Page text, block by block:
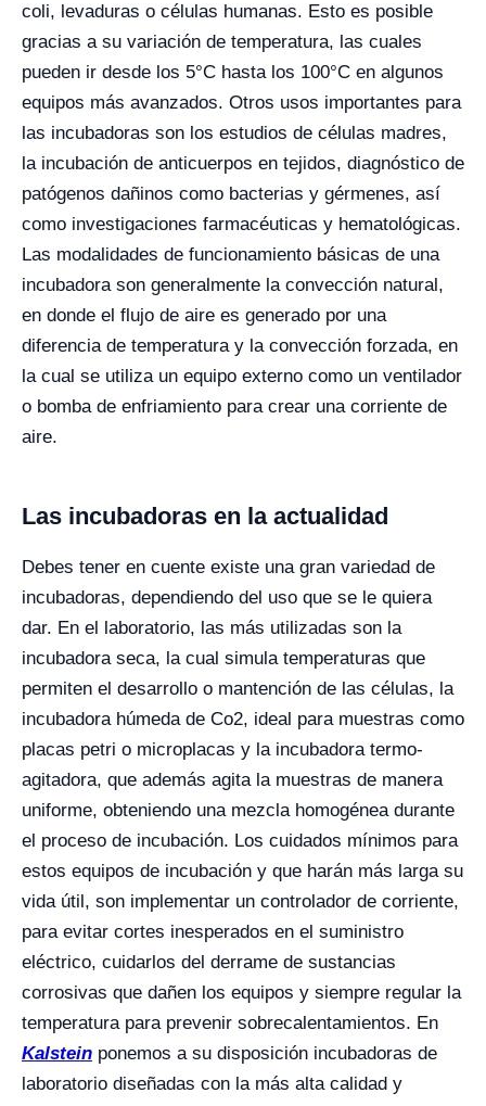
coli, levaduras o células humanas. Esto es posible
gracias a su variación de temperatura, las cuales
pueden ir desde los 5°C hasta los 100°C en algunos
equipos más avanzados. Otros usos importantes para
las incubadoras son los estudios de células madres,
la incubación de anticuerpos en tejidos, diagnóstico de
patógenos dañinos como bacterias y gérmenes, así
como investigaciones farmacéuticas y hematológicas.
Las modalidades de funcionamiento básicas de una
incubadora son generalmente la convección natural,
en donde el flujo de aire es generado por una
diferencia de temperatura y la convección forzada, en
la cual se utiliza un equipo externo como un ventilador
o bomba de enfriamiento para crear una corriente de
aire.
Las incubadoras en la actualidad
Debes tener en cuente existe una gran variedad de
incubadoras, dependiendo del uso que se le quiera
dar. En el laboratorio, las más utilizadas son la
incubadora seca, la cual simula temperaturas que
permiten el desarrollo o mantención de las células, la
incubadora húmeda de Co2, ideal para muestras como
placas petri o microplacas y la incubadora termo-
agitadora, que además agita la muestras de manera
uniforme, obteniendo una mezcla homogénea durante
el proceso de incubación. Los cuidados mínimos para
estos equipos de incubación y que harán más larga su
vida útil, son implementar un controlador de corriente,
para evitar cortes inesperados en el suministro
eléctrico, cuidarlos del derrame de sustancias
corrosivas que dañen los equipos y siempre regular la
temperatura para prevenir sobrecalentamientos. En
Kalstein ponemos a su disposición incubadoras de
laboratorio diseñadas con la más alta calidad y